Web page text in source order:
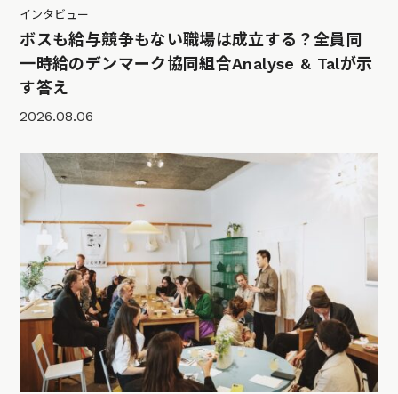
インタビュー
ボスも給与競争もない職場は成立する？全員同
一時給のデンマーク協同組合Analyse & Talが示
す答え
2026.08.06